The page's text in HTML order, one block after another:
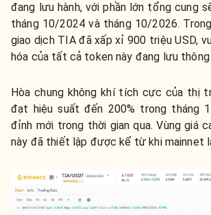
đang lưu hành, với phần lớn tổng cung
tháng 10/2024 và tháng 10/2026.
giao dịch TIA đã xấp xỉ 900 triệu USD,
hóa của tất cả token này đang lưu
Hòa chung không khí tích cực của thị
đạt hiệu suất đến 200% trong tháng
đỉnh mới trong thời gian qua. Vùng giá
này đã thiết lập được kể từ khi mainnet